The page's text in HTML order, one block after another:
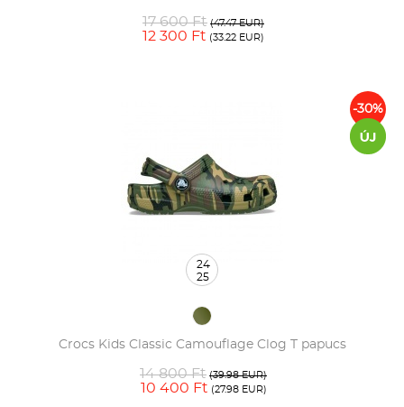
17 600 Ft (47.47 EUR)
12 300 Ft (33.22 EUR)
-30%
Crocs Kids Classic Camouflage Clog T papucs
14 800 Ft (39.98 EUR)
10 400 Ft (27.98 EUR)
24
25